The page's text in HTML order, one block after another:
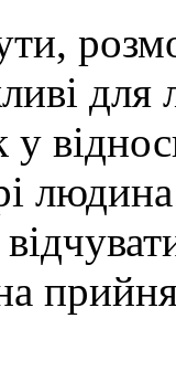
для